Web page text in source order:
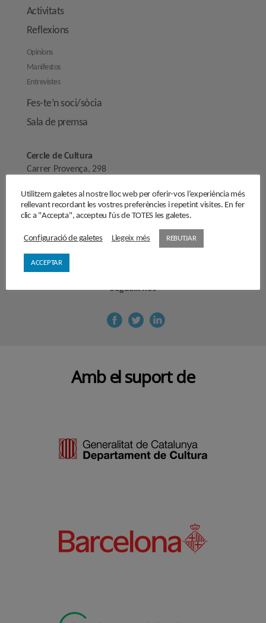
Activitats
Reflexions
Opinions
Manifestos
Entrevistes
Fes-te’n soci/sòcia
Sala de premsa
Cercle de Cultura
Carrer Provença, 298
secretaria@cercledecultura.org
comunicaciocc@cercledecultura.org
Nota Legal
Segueix-nos
Amb el suport de
Utilitzem galetes al nostre lloc web per oferir-vos l’experiència més
rellevant recordant les vostres preferències i repetint visites. En fer
clic a "Accepta", accepteu l'ús de TOTES les galetes.
Configuració de galetes Llegeix més REBUTJAR
ACCEPTAR